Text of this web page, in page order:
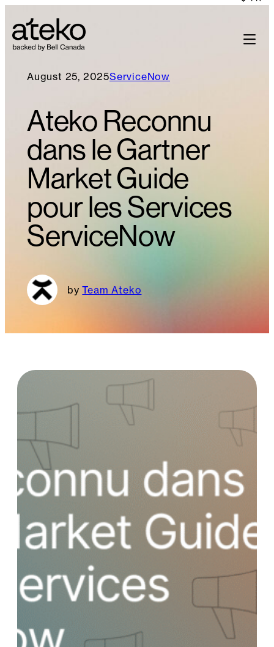
August 25, 2025ServiceNow
Ateko Reconnu
dans le Gartner
Market Guide
pour les Services
ServiceNow
Team Ateko